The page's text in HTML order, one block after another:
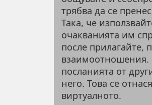
трябва да се
Така, че
очакванията им
после прилагайте,
взаимоотношения.
посланията от
него. Това се
виртуалното.